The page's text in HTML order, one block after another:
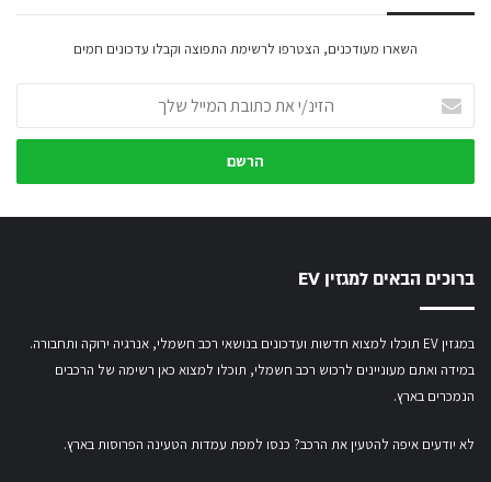
השארו מעודכנים, הצטרפו לרשימת התפוצה וקבלו עדכונים חמים
את
כתובת
שלך
ברוכים הבאים למגזין EV
במגזין EV תוכלו למצוא חדשות ועדכונים בנושאי רכב חשמלי, אנרגיה ירוקה ותחבורה.
במידה ואתם מעוניינים לרכוש רכב חשמלי, תוכלו למצוא כאן רשימה של הרכבים
הנמכרים בארץ.
לא יודעים איפה להטעין את הרכב? כנסו למפת עמדות הטעינה הפרוסות בארץ.